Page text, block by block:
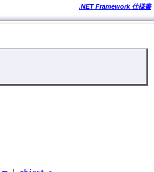
.NET Framework 仕様書